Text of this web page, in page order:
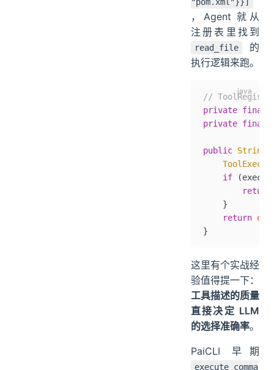
，Agent 就从
注册表里找到
read_file
的
执行逻辑来跑。
//
private final
private final
public String
    if
        return
    }
    return
}
这里有个实战经
验值得提一下：
工具描述的质量
直接决定 LLM
的选择准确率。
PaiCLI 早期
execute_comma